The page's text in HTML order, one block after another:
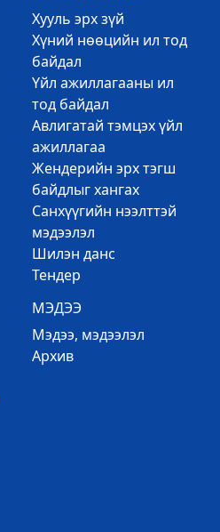
Хууль эрх зүй
Хүний нөөцийн ил тод
байдал
Үйл ажиллагааны ил
тод байдал
Авлигатай тэмцэх үйл
ажиллагаа
Жендерийн эрх тэгш
байдлыг хангах
Санхүүгийн нээлттэй
мэдээлэл
Шилэн данс
Тендер
МЭДЭЭ
Mэдээ, мэдээлэл
Архив